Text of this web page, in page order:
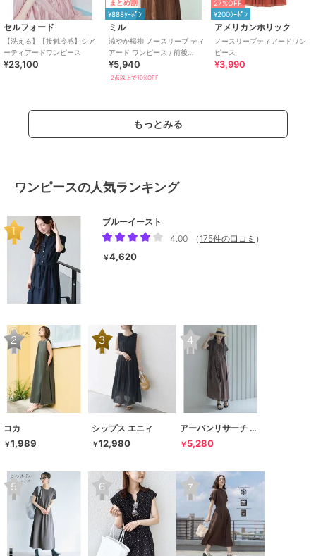
セルフォード
【洗える】【接触冷感】シア
ーティアードワンピース
¥23,100
まとめ割
¥888ｸｰﾎﾟﾝ
ミル
涼やか楊柳 ノースリーブ ティ
アード ワンピース / 前後
2way 【mil/ミル】
¥5,940
2点以上で10%OFF
27%OFF
¥200ｸｰﾎﾟﾝ
アメリカンホリック
ノースリーブティアードワン
ピース
¥3,990
もっとみる
ワンピースの人気ランキング
ブルーイースト
4.00
（ 175件の口コミ ）
￥4,620
コカ
￥1,989
シップス エニィ
￥12,980
アーバンリサーチ サニーレーベル
￥ 5,280